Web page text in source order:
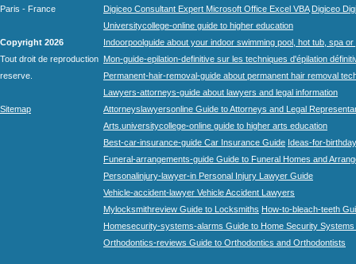
Paris - France
Copyright 2026
Tout droit de reproduction
reserve.
Sitemap
Digiceo Consultant Expert Microsoft Office Excel VBA Digiceo
Universitycollege-online guide to higher education
Indoorpoolguide about your indoor swimming pool, hot tub, spa
Mon-guide-epilation-definitive sur les techniques d'épilation
Permanent-hair-removal-guide about permanent hair removal
Lawyers-attorneys-guide about lawyers and legal information
Attorneyslawyersonline Guide to Attorneys and Legal
Arts.universitycollege-online guide to higher arts education
Best-car-insurance-guide Car Insurance Guide Ideas-for-
Funeral-arrangements-guide Guide to Funeral Homes and
Personalinjury-lawyer-in Personal Injury Lawyer Guide
Vehicle-accident-lawyer Vehicle Accident Lawyers
Mylocksmithreview Guide to Locksmiths How-to-bleach-teeth
Homesecurity-systems-alarms Guide to Home Security Systems
Orthodontics-reviews Guide to Orthodontics and Orthodontists